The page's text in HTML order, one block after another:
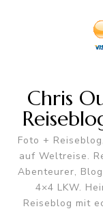
Chris
Foto +
auf Weltreise.
Abenteurer,
4×4 LKW.
Reiseblog mit